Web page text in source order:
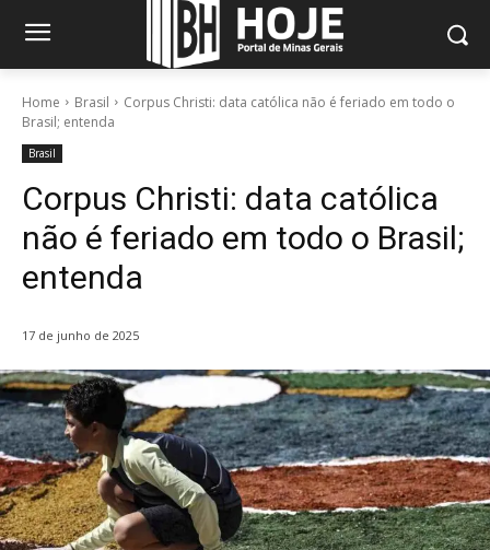
Home Brasil
Corpus Christi: data católica não é feriado em todo o
Brasil; entenda
Brasil
Corpus Christi: data católica
não é feriado em todo o Brasil;
entenda
17 de junho de 2025